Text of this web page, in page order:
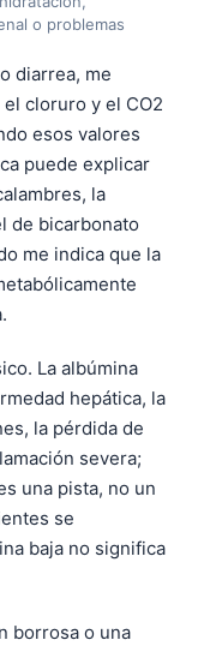
o problemas
diarrea, me
cloruro y el CO2
esos valores
puede explicar
la
de bicarbonato
me indica que la
La albúmina
hepática, la
la pérdida de
severa;
una pista, no un
se
baja no significa
borrosa o una